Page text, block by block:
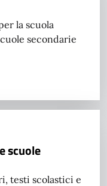
la scuola
secondarie
scuole
testi scolastici e